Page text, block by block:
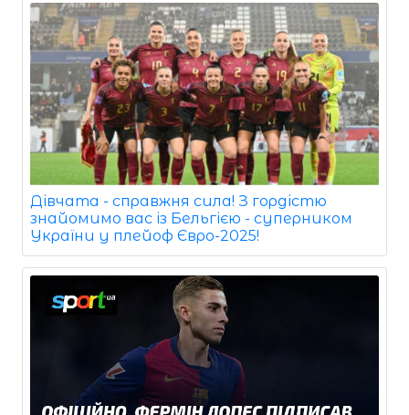
Дівчата - справжня сила! З гордістю
знайомимо вас із Бельгією - суперником
України у плейоф Євро-2025!